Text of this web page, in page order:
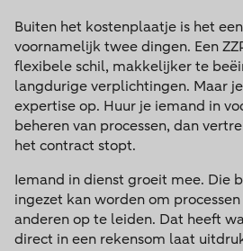
Buiten het kostenplaatje is het
voornamelijk twee dingen. Een
flexibele schil, makkelijker te
langdurige verplichtingen. Maar
expertise op. Huur je iemand in
beheren van processen, dan
het contract stopt.
Iemand in dienst groeit mee. Die
ingezet kan worden om
anderen op te leiden. Dat heeft
direct in een rekensom laat